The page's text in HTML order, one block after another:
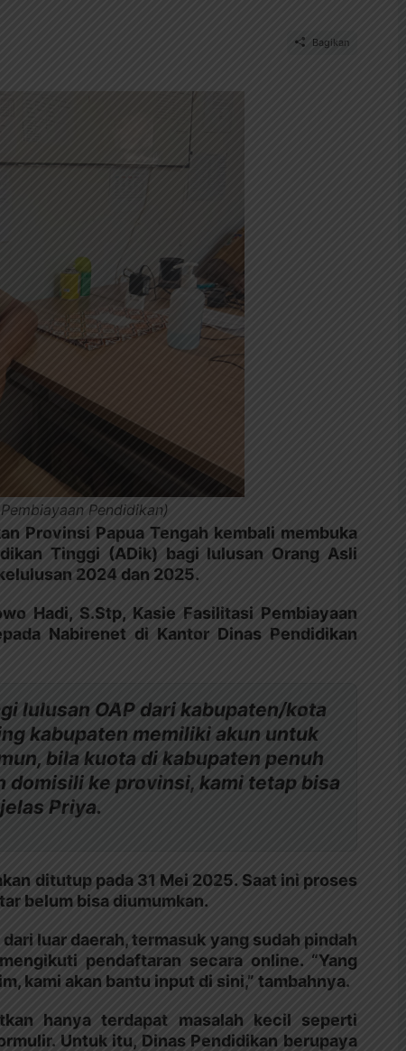
Bagikan
Pendidikan)
Provinsi Papua Tengah kembali membuka
Tinggi (ADik) bagi lulusan Orang Asli
2024 dan 2025.
Hadi, S.Stp, Kasie Fasilitasi Pembiayaan
Nabirenet di Kantor Dinas Pendidikan
lulusan OAP dari kabupaten/kota
kabupaten memiliki akun untuk
bila kuota di kabupaten penuh
domisili ke provinsi, kami tetap bisa
Priya.
ditutup pada 31 Mei 2025. Saat ini proses
belum bisa diumumkan.
luar daerah, termasuk yang sudah pindah
pendaftaran secara online. “Yang
kami akan bantu input di sini,” tambahnya.
hanya terdapat masalah kecil seperti
Untuk itu, Dinas Pendidikan berupaya